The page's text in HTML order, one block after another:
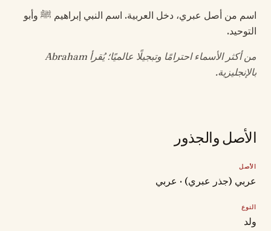
اسم من أصل عبري، دخل العربية. اسم النبي إبراهيم ﷺ وأبو
التوحيد.
من أكثر الأسماء احترامًا وتبجيلًا عالميًا؛ يُقرأ Abraham
بالإنجليزية.
الأصل والجذور
الأصل
عربي (جذر عبري) · عربي
النوع
ولد